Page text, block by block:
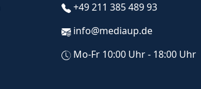
+49 211 385 489 93
info@mediaup.de
Mo-Fr 10:00 Uhr - 18:00 Uhr